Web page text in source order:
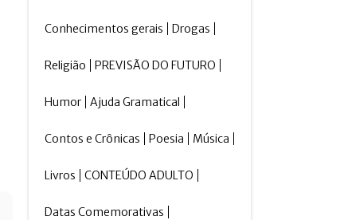
Conhecimentos gerais Drogas
Religião PREVISÃO DO FUTURO
Humor Ajuda Gramatical
Contos e Crônicas Poesia Música
Livros CONTEÚDO ADULTO
Datas Comemorativas